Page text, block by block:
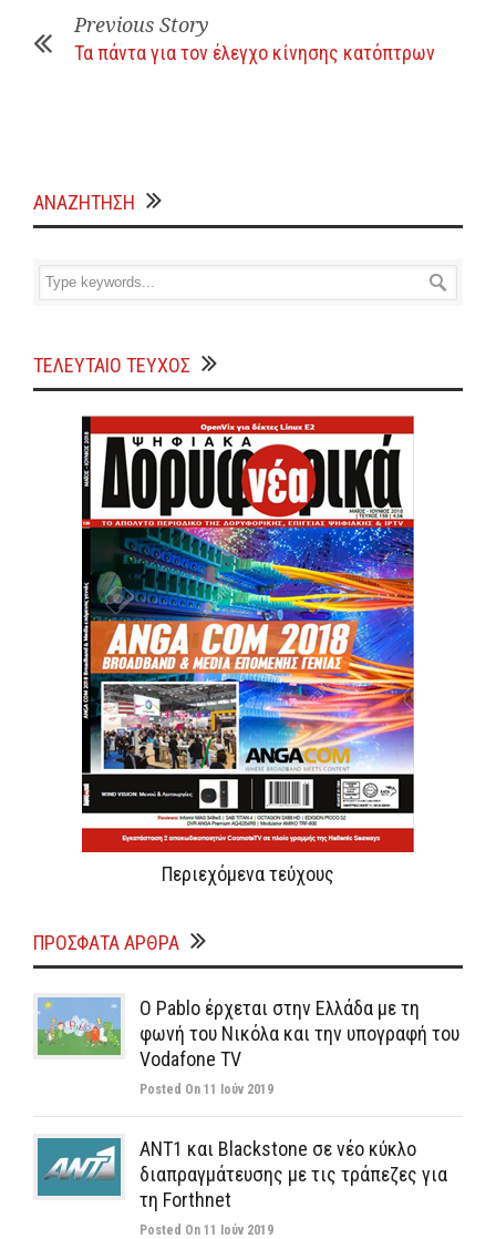
Previous Story
Τα πάντα για τον έλεγχο κίνησης κατόπτρων
ΑΝΑΖΗΤΗΣΗ
ΤΕΛΕΥΤΑΙΟ ΤΕΥΧΟΣ
Περιεχόμενα τεύχους
ΠΡΌΣΦΑΤΑ ΆΡΘΡΑ
Ο Pablo έρχεται στην Ελλάδα με τη
φωνή του Νικόλα και την υπογραφή του
Vodafone TV
Posted On 11 Ιούν 2019
ΑΝΤ1 και Blackstone σε νέο κύκλο
διαπραγμάτευσης με τις τράπεζες για
τη Forthnet
Posted On 11 Ιούν 2019